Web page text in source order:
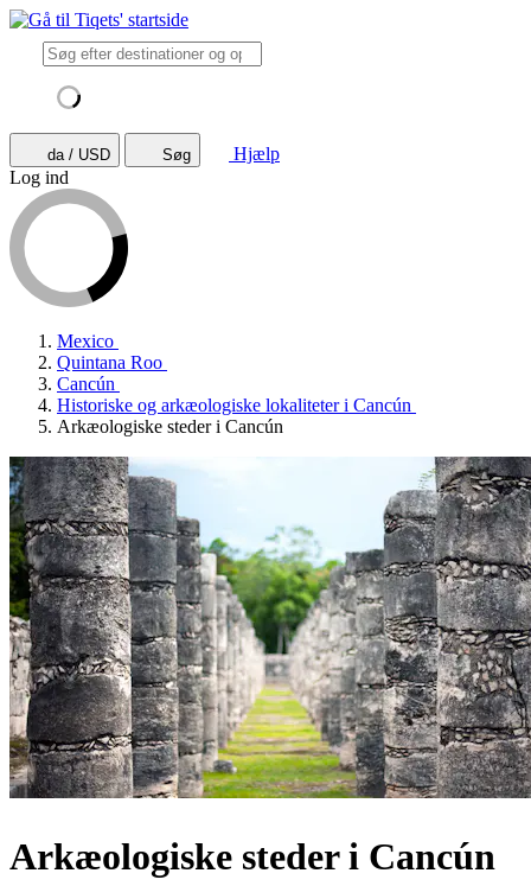
da / USD Søg
Hjælp
Log ind
Mexico
Quintana Roo
Cancún
Historiske og arkæologiske lokaliteter i Cancún
Arkæologiske steder i Cancún
Arkæologiske steder i Cancún